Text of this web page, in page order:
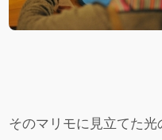
そのマリモに見立てた光